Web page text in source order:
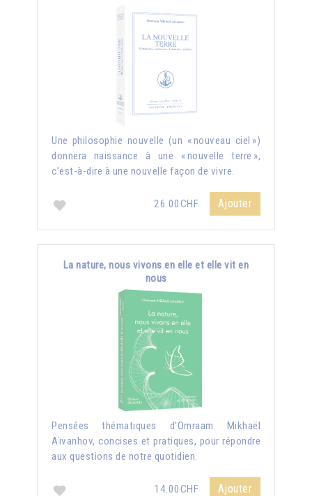
Une philosophie nouvelle (un « nouveau ciel »)
donnera naissance à une « nouvelle terre »,
c’est-à-dire à une nouvelle façon de vivre.
26.00CHF Ajouter
La nature, nous vivons en elle et elle vit en
nous
Pensées thématiques d'Omraam Mikhaël
Aïvanhov, concises et pratiques, pour répondre
aux questions de notre quotidien.
14.00CHF Ajouter